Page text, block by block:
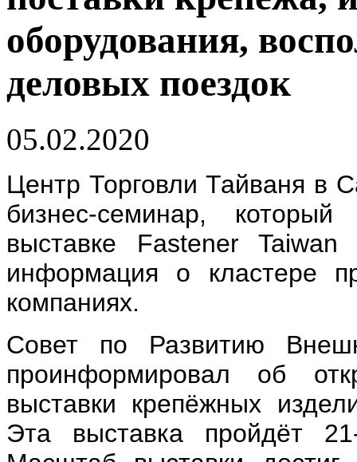
оборудования,
деловых поездок
05.02.2020
Центр Торговли Тайваня в
бизнес-семинар,
выставке Fastener
информация о кластере
компаниях.
Совет по Развитию
проинформировал об
выставки крепёжных
Эта выставка пройдёт